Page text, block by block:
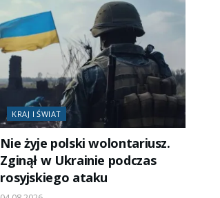
KRAJ I ŚWIAT
Nie żyje polski wolontariusz.
Zginął w Ukrainie podczas
rosyjskiego ataku